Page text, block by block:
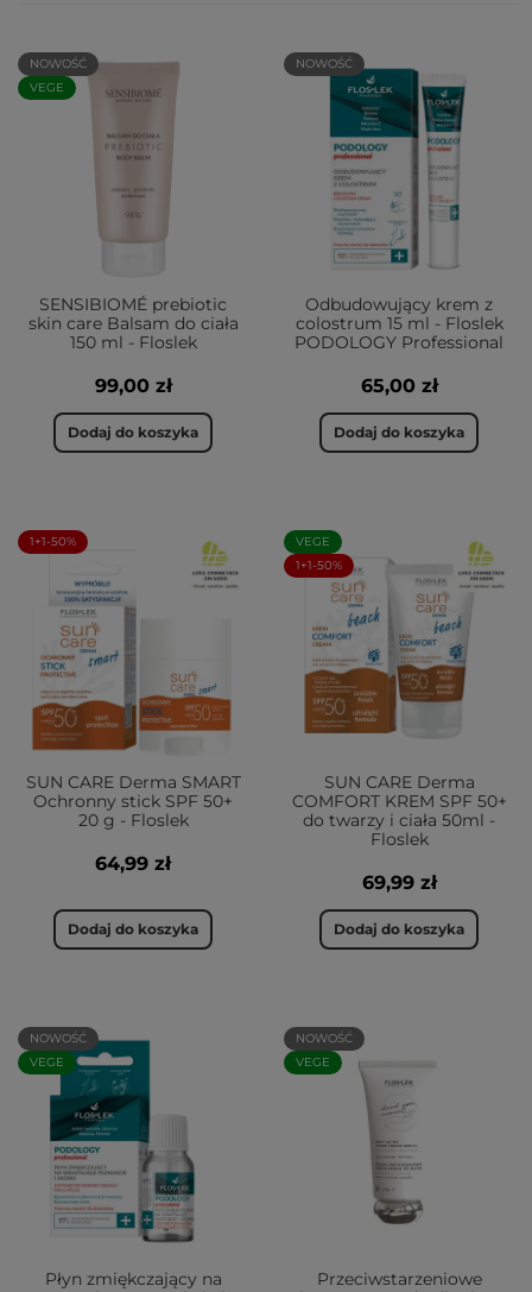
NOWOŚĆ
VEGE
SENSIBIOMÉ prebiotic
skin care Balsam do ciała
150 ml - Floslek
99,00 zł
Dodaj do koszyka
NOWOŚĆ
Odbudowujący krem z
colostrum 15 ml - Floslek
PODOLOGY Professional
65,00 zł
Dodaj do koszyka
1+1-50%
SUN CARE Derma SMART
Ochronny stick SPF 50+
20 g - Floslek
64,99 zł
Dodaj do koszyka
VEGE
1+1-50%
SUN CARE Derma
COMFORT KREM SPF 50+
do twarzy i ciała 50ml -
Floslek
69,99 zł
Dodaj do koszyka
NOWOŚĆ
VEGE
Płyn zmiękczający na
NOWOŚĆ
VEGE
Przeciwstarzeniowe